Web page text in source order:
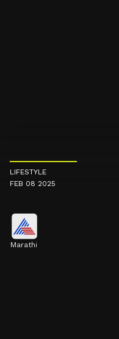
LIFESTYLE
FEB 08 2025
Marathi